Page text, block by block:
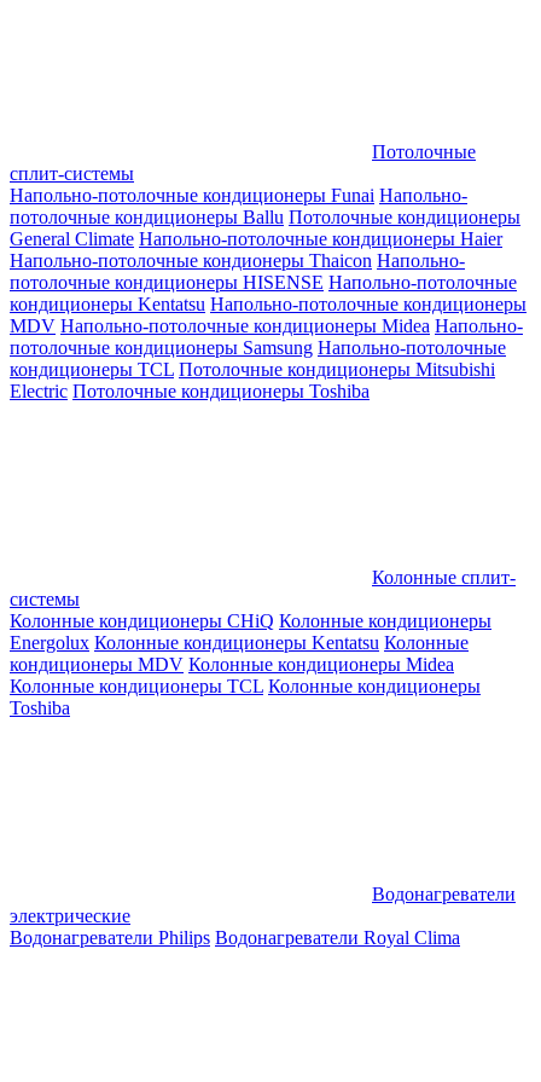
Потолочные
сплит-системы
Напольно-потолочные кондиционеры Funai Напольно-
потолочные кондиционеры Ballu Потолочные кондиционеры
General Climate Напольно-потолочные кондиционеры Haier
Напольно-потолочные кондионеры Thaicon Напольно-
потолочные кондиционеры HISENSE Напольно-потолочные
кондиционеры Kentatsu Напольно-потолочные кондиционеры
MDV Напольно-потолочные кондиционеры Midea Напольно-
потолочные кондиционеры Samsung Напольно-потолочные
кондиционеры TCL Потолочные кондиционеры Mitsubishi
Electric Потолочные кондиционеры Toshiba
Колонные сплит-
системы
Колонные кондиционеры CHiQ Колонные кондиционеры
Energolux Колонные кондиционеры Kentatsu Колонные
кондиционеры MDV Колонные кондиционеры Midea
Колонные кондиционеры TCL Колонные кондиционеры
Toshiba
Водонагреватели
электрические
Водонагреватели Philips Водонагреватели Royal Clima